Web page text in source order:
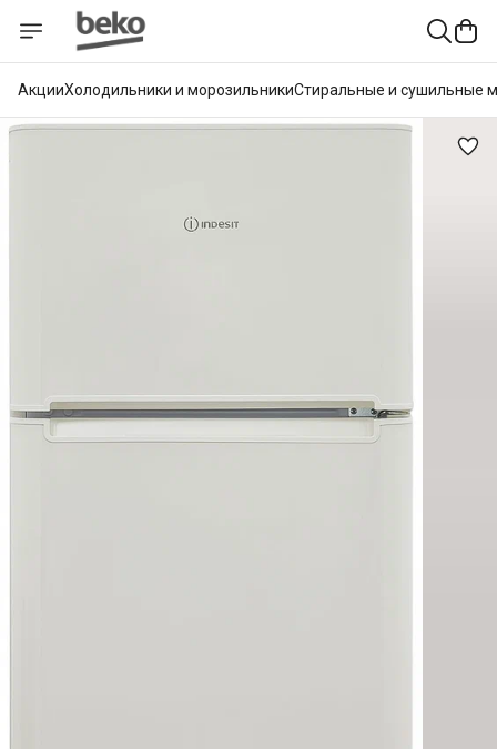
АкцииХолодильники и морозильникиСтиральные и сушильные